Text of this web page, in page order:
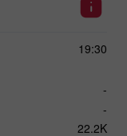
19:30
-
-
22.2K